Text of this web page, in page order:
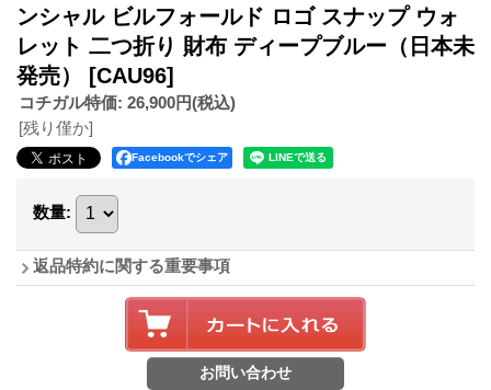
ンシャル ビルフォールド ロゴ スナップ ウォ
レット 二つ折り 財布 ディープブルー（日本未
発売） [CAU96]
コチガル特価: 26,900円(税込)
[残り僅か]
Facebookでシェア
数量:
返品特約に関する重要事項